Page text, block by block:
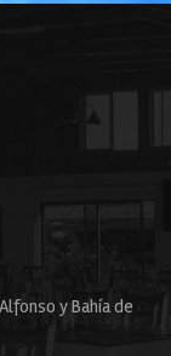
y Bahía de